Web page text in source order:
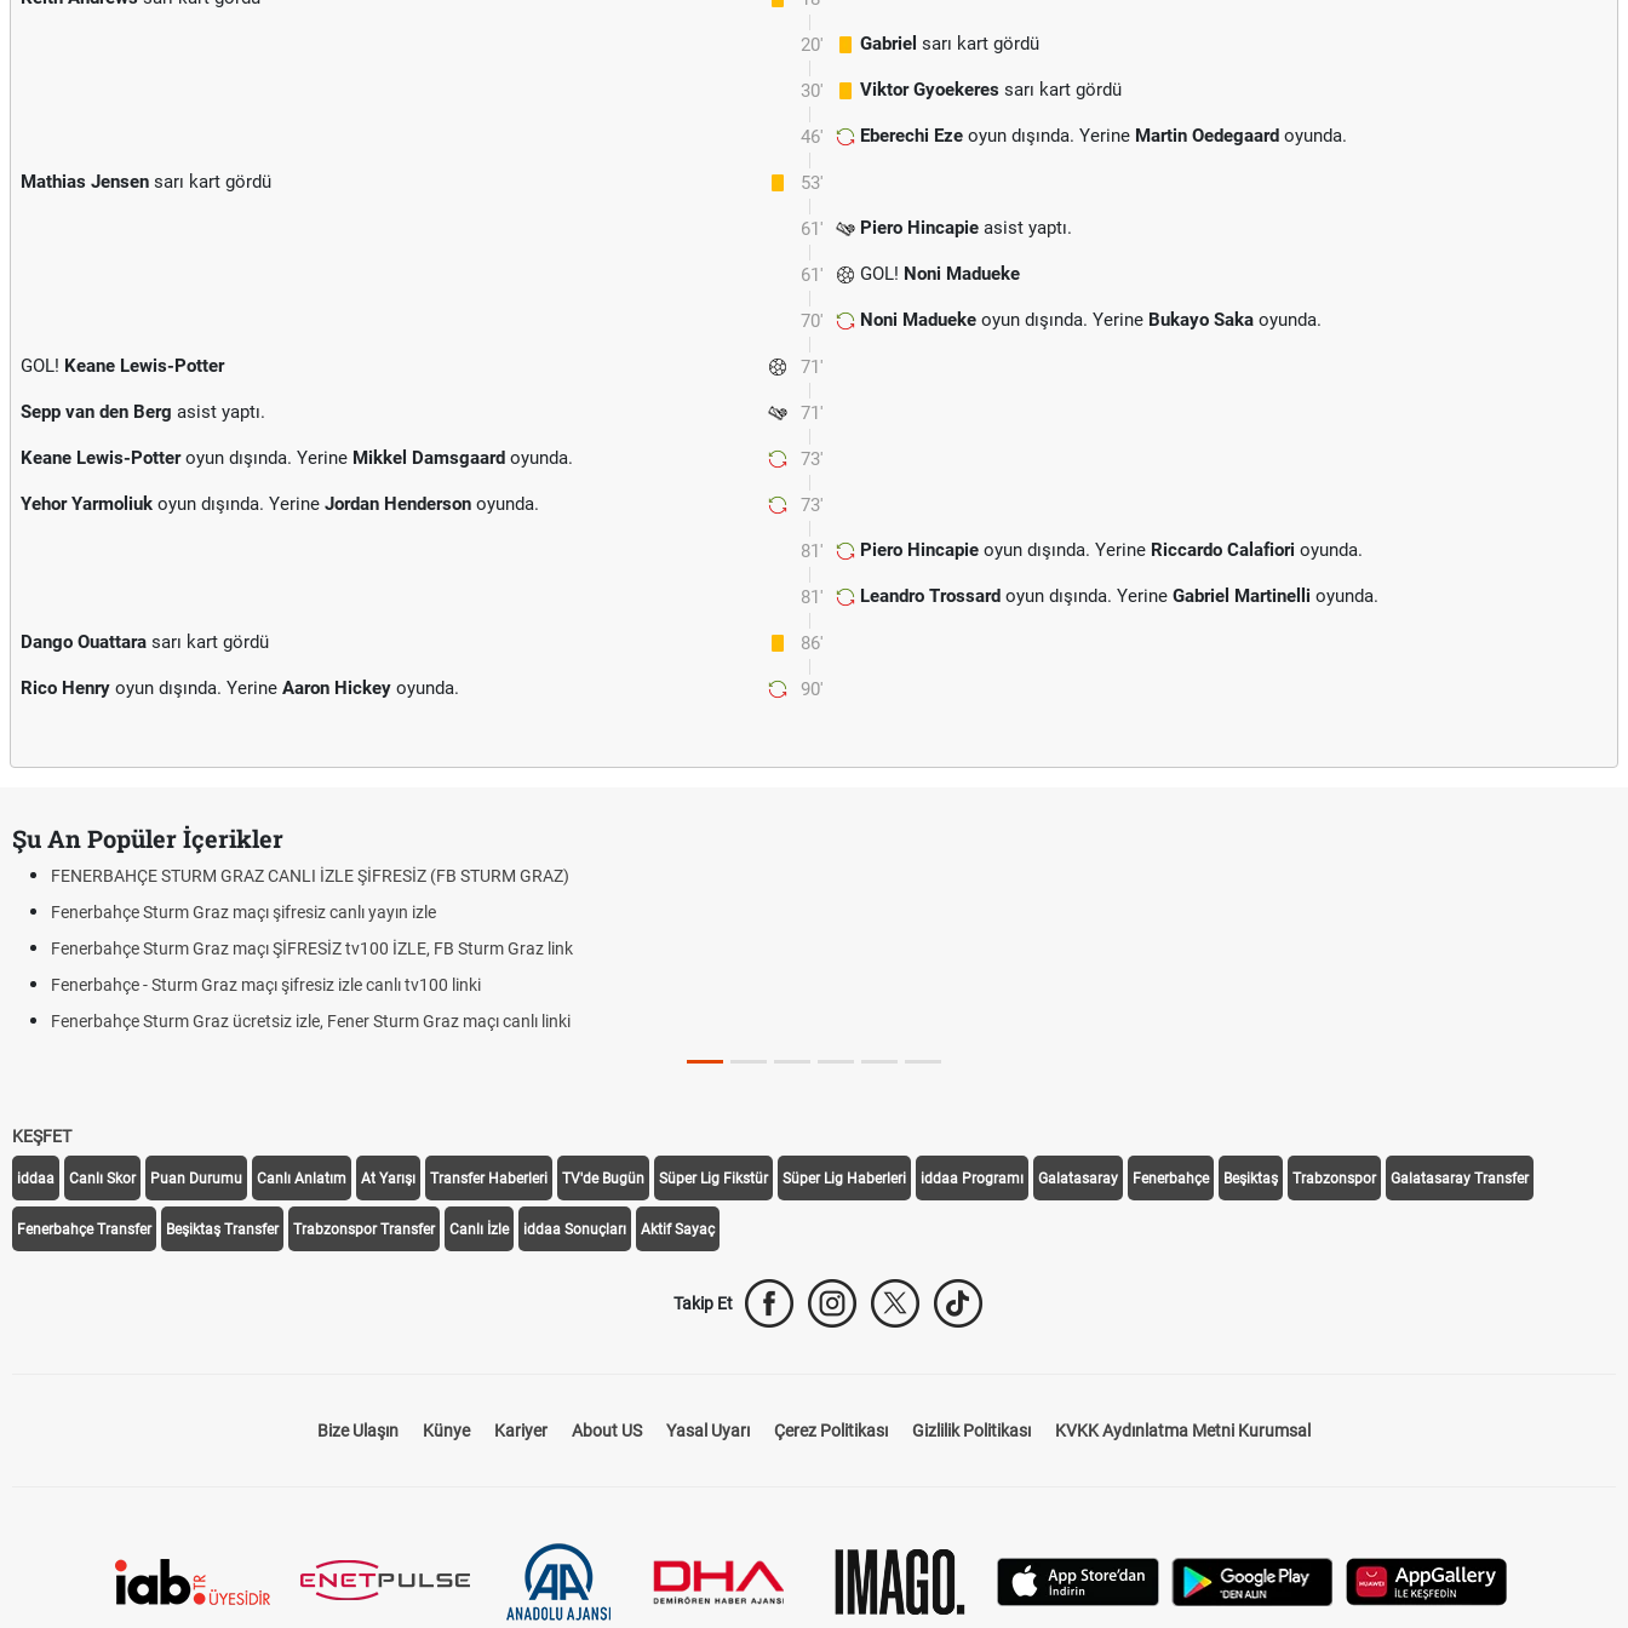
20' Gabriel sarı kart gördü
30' Viktor Gyoekeres sarı kart gördü
46' Eberechi Eze oyun dışında. Yerine Martin Oedegaard oyunda.
53'
Mathias Jensen sarı kart gördü
61' Piero Hincapie asist yaptı.
61' GOL! Noni Madueke
70' Noni Madueke oyun dışında. Yerine Bukayo Saka oyunda.
71'
GOL! Keane Lewis-Potter
71'
Sepp van den Berg asist yaptı.
73'
Keane Lewis-Potteroyun dışında. Yerine Mikkel Damsgaard oyunda.
73'
Yehor Yarmoliuk oyun dışında. Yerine Jordan Henderson oyunda.
81' Piero Hincapie oyun dışında. Yerine Riccardo Calafiori oyunda.
81' Leandro Trossard oyun dışında. Yerine Gabriel Martinelli oyunda.
86'
Dango Ouattara sarı kart gördü
90'
Rico Henry oyun dışında. Yerine Aaron Hickey oyunda.
Şu An Popüler İçerikler
FENERBAHÇE STURM GRAZ CANLI İZLE ŞİFRESİZ (FB STURM GRAZ)
Fenerbahçe Sturm Graz maçı şifresiz canlı yayın izle
Fenerbahçe Sturm Graz maçı ŞİFRESİZ tv100 İZLE, FB Sturm Graz link
Fenerbahçe - Sturm Graz maçı şifresiz izle canlı tv100 linki
Fenerbahçe Sturm Graz ücretsiz izle, Fener Sturm Graz maçı canlı linki
KEŞFET
iddaa Canlı Skor Puan Durumu Canlı Anlatım At Yarışı Transfer Haberleri TV'de Bugün Süper Lig Fikstür Süper Lig Haberleri iddaa Programı Galatasaray Fenerbahçe Beşiktaş Trabzonspor Galatasaray Transfer
Fenerbahçe Transfer Beşiktaş Transfer Trabzonspor Transfer Canlı İzle iddaa Sonuçları Aktif Sayaç
Takip Et
Bize Ulaşın Künye Kariyer About US Yasal Uyarı Çerez Politikası Gizlilik Politikası KVKK Aydınlatma Metni Kurumsal